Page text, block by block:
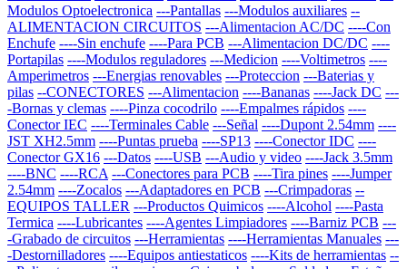
Modulos Optoelectronica ---Pantallas ---Modulos auxiliares --
ALIMENTACION CIRCUITOS ---Alimentacion AC/DC ----Con
Enchufe ----Sin enchufe ----Para PCB ---Alimentacion DC/DC ----
Portapilas ----Modulos reguladores ---Medicion ----Voltimetros ----
Amperimetros ---Energias renovables ---Proteccion ---Baterias y
pilas --CONECTORES ---Alimentacion ----Bananas ----Jack DC ---
-Bornas y clemas ----Pinza cocodrilo ----Empalmes rápidos ----
Conector IEC ----Terminales Cable ---Señal ----Dupont 2.54mm ----
JST XH2.5mm ----Puntas prueba ----SP13 ----Conector IDC ----
Conector GX16 ---Datos ----USB ---Audio y video ----Jack 3.5mm
----BNC ----RCA ---Conectores para PCB ----Tira pines ----Jumper
2.54mm ----Zocalos ---Adaptadores en PCB ---Crimpadoras --
EQUIPOS TALLER ---Productos Quimicos ----Alcohol ----Pasta
Termica ----Lubricantes ----Agentes Limpiadores ----Barniz PCB ---
-Grabado de circuitos ---Herramientas ----Herramientas Manuales ---
-Destornilladores ----Equipos antiestaticos ----Kits de herramientas --